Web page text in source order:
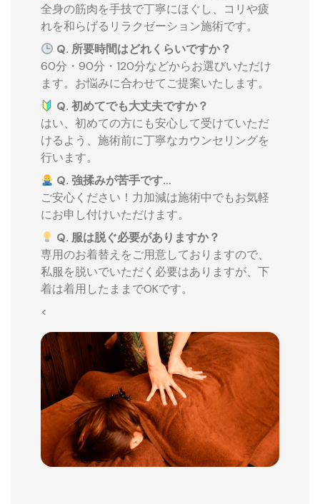
全身の筋肉を手技で丁寧にほぐし、コリや疲
れを和らげるリラクゼーション施術です。
Q. 所要時間はどれくらいですか？
60分・90分・120分などからお選びいただけ
ます。お悩みに合わせてご提案いたします。
Q. 初めてでも大丈夫ですか？
はい、初めての方にも安心して受けていただ
けるよう、施術前に丁寧なカウンセリングを
行います。
Q. 強揉みが苦手です…
ご安心ください！力加減は施術中でもお気軽
にお申し付けいただけます。
Q. 服は脱ぐ必要がありますか？
専用のお着替えをご用意しておりますので、
私服を脱いでいただく必要はありますが、下
着は着用したままでOKです。
<